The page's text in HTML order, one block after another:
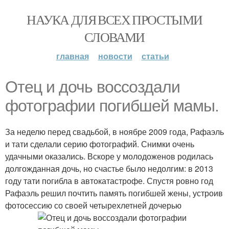
НАУКА ДЛЯ ВСЕХ ПРОСТЫМИ
СЛОВАМИ
главная новости статьи
Отец и дочь воссоздали
фотографии погибшей мамы.
За неделю перед свадьбой, в ноябре 2009 года, Рафаэль
и тати сделали серию фотографий. Снимки очень
удачными оказались. Вскоре у молодоженов родилась
долгожданная дочь, но счастье было недолгим: в 2013
году тати погибла в автокатастрофе. Спустя ровно год
Рафаэль решил почтить память погибшей жены, устроив
фотосессию со своей четырехлетней дочерью